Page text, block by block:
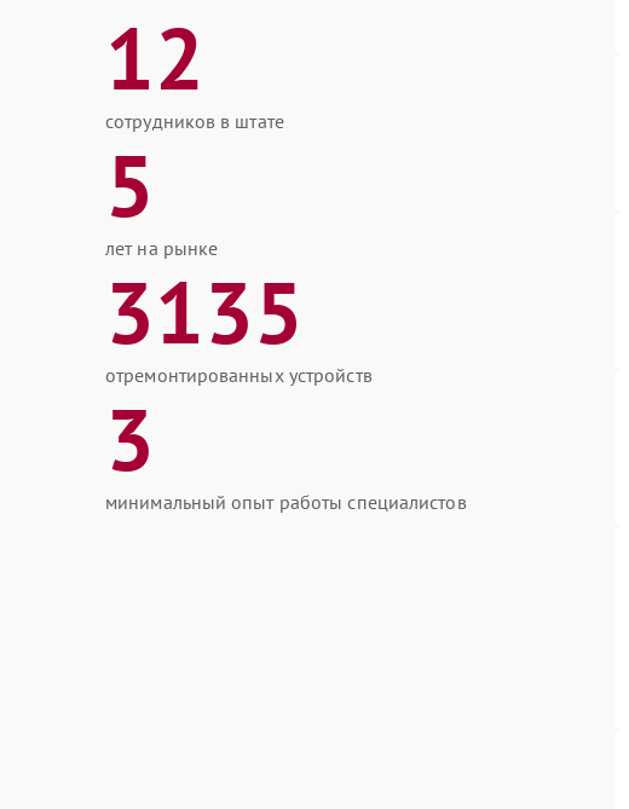
12
сотрудников в штате
5
лет на рынке
3135
отремонтированных устройств
3
минимальный опыт работы специалистов